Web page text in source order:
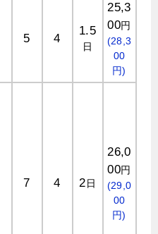
5 4
1.5
日
25,3
00円
(28,3
00
円)
7 4 2日
26,0
00円
(29,0
00
円)